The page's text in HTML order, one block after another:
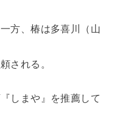
方、椿は多喜川（山
される。
しまや』を推薦して